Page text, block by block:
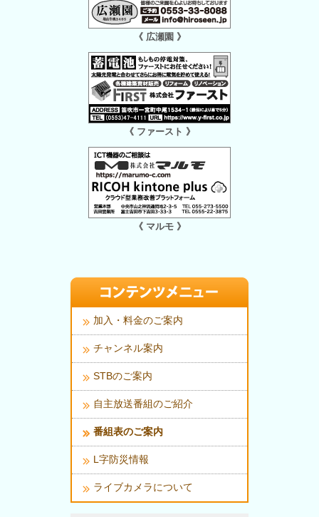
《 広瀬園 》
《 ファースト 》
《 マルモ 》
加入・料金のご案内
チャンネル案内
STBのご案内
自主放送番組のご紹介
番組表のご案内
L字防災情報
ライブカメラについて